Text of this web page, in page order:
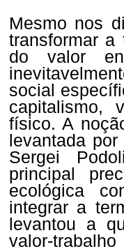
Mesmo nos
transformar a
do valor
social
capitalismo,
físico. A
levantada
Sergei
principal
ecológica
integrar a
levantou a
valor-